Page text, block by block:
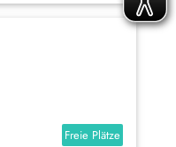
Freie Plätze